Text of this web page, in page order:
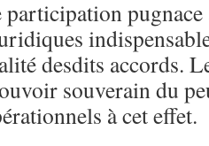
participation
desdits accords.
souverain du
à cet effet.